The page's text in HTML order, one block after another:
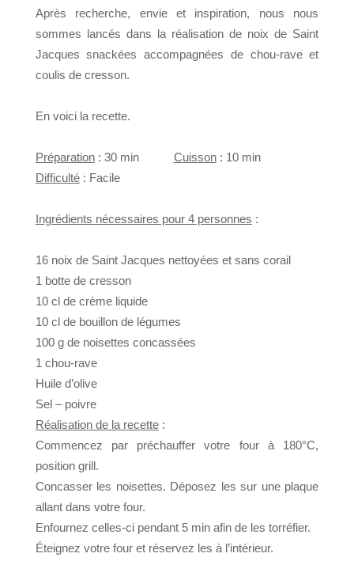
Après recherche, envie et inspiration, nous nous
sommes lancés dans la réalisation de noix de Saint
Jacques snackées accompagnées de chou-rave et
coulis de cresson.
En voici la recette.
Préparation: 30 min Cuisson: 10 min
Difficulté: Facile
Ingrédients nécessaires pour 4 personnes :
16 noix de Saint Jacques nettoyées et sans corail
1 botte de cresson
10 cl de crème liquide
10 cl de bouillon de légumes
100 g de noisettes concassées
1 chou-rave
Huile d’olive
Sel – poivre
Réalisation de la recette:
Commencez par préchauffer votre four à 180°C,
position grill.
Concasser les noisettes. Déposez les sur une plaque
allant dans votre four.
Enfournez celles-ci pendant 5 min afin de les torréfier.
Éteignez votre four et réservez les à l’intérieur.